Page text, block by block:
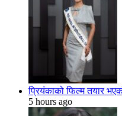
प्रियंकाको फिल्म तयार
5 hours ago